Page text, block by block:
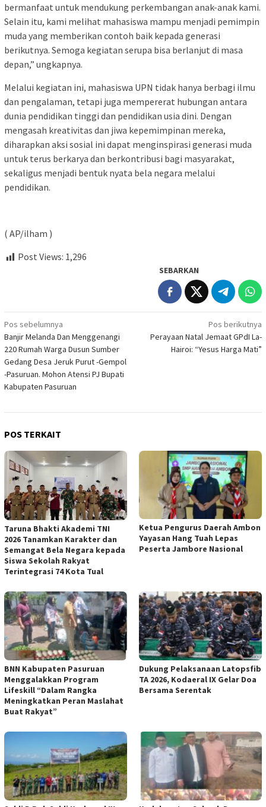
bermanfaat untuk mendukung perkembangan anak-anak kami.
Selain itu, kami melihat mahasiswa mampu menjadi pemimpin
muda yang memberikan contoh baik kepada generasi
berikutnya. Semoga kegiatan serupa bisa berlanjut di masa
depan,” ungkapnya.
Melalui kegiatan ini, mahasiswa UPN tidak hanya berbagi ilmu
dan pengalaman, tetapi juga mempererat hubungan antara
dunia pendidikan tinggi dan pendidikan usia dini. Dengan
mengasah kreativitas dan jiwa kepemimpinan mereka,
diharapkan aksi sosial ini dapat menginspirasi generasi muda
untuk terus berkarya dan berkontribusi bagi masyarakat,
sekaligus menjadi bentuk nyata bela negara melalui
pendidikan.
( AP/ilham )
Post Views: 1,296
SEBARKAN
Navigasi
pos
Pos sebelumnya
Banjir Melanda Dan Menggenangi
220 Rumah Warga Dusun Sumber
Gedang Desa Jeruk Purut -Gempol
-Pasuruan. Mohon Atensi PJ Bupati
Kabupaten Pasuruan
Pos berikutnya
Perayaan Natal Jemaat GPdI La-
Hairoi: “Yesus Harga Mati”
POS TERKAIT
Taruna Bhakti Akademi TNI
2026 Tanamkan Karakter dan
Semangat Bela Negara kepada
Siswa Sekolah Rakyat
Terintegrasi 74 Kota Tual
Ketua Pengurus Daerah Ambon
Yayasan Hang Tuah Lepas
Peserta Jambore Nasional
BNN Kabupaten Pasuruan
Menggalakkan Program
Lifeskill “Dalam Rangka
Meningkatkan Peran Maslahat
Buat Rakyat”
Dukung Pelaksanaan Latopsfib
TA 2026, Kodaeral IX Gelar Doa
Bersama Serentak